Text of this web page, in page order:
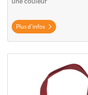
Plus d'infos